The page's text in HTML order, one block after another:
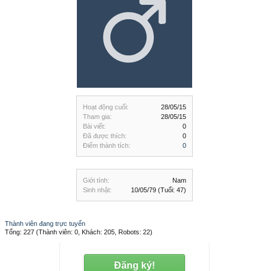
Hoạt động cuối:
28/05/15
Tham gia:
28/05/15
Bài viết:
0
Đã được thích:
0
Điểm thành tích:
0
Giới tính:
Nam
Sinh nhật:
10/05/79 (Tuổi: 47)
Thành viên đang trực tuyến
Tổng: 227 (Thành viên: 0, Khách: 205, Robots: 22)
Đăng ký!